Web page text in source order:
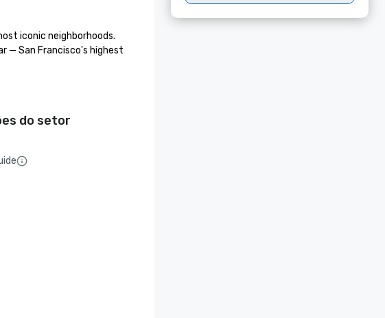
iconic neighborhoods.
— San Francisco's highest
do setor